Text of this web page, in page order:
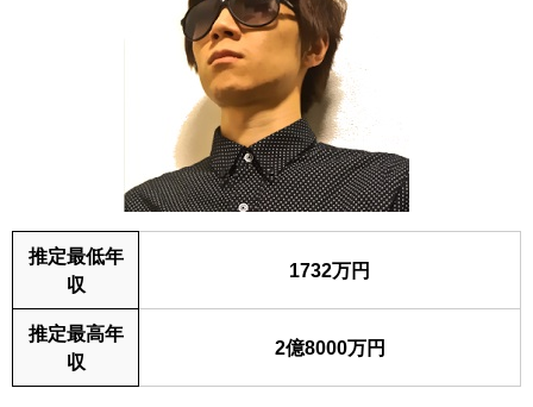
推定最低年
収
1732万円
推定最高年
収
2億8000万円